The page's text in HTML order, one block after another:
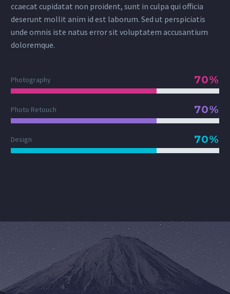
ccaecat cupidatat non proident, sunt in culpa qui officia
deserunt mollit anim id est laborum. Sed ut perspiciatis
unde omnis iste natus error sit voluptatem accusantium
doloremque.
Photography 70%
Photo Retouch 70%
Design 70%